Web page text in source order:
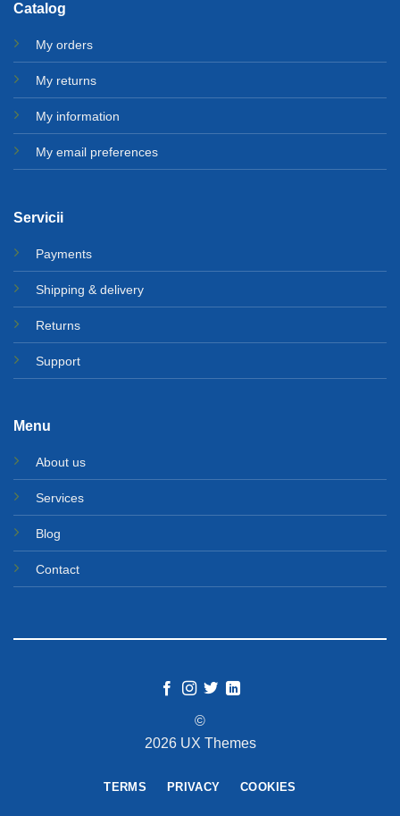
Catalog
My orders
My returns
My information
My email preferences
Servicii
Payments
Shipping & delivery
Returns
Support
Menu
About us
Services
Blog
Contact
©
2026 UX Themes
TERMS PRIVACY COOKIES